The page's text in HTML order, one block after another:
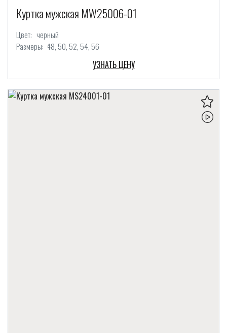
Куртка мужская MW25006-01
Цвет: черный
Размеры: 48 50 52 54 56
УЗНАТЬ ЦЕНУ